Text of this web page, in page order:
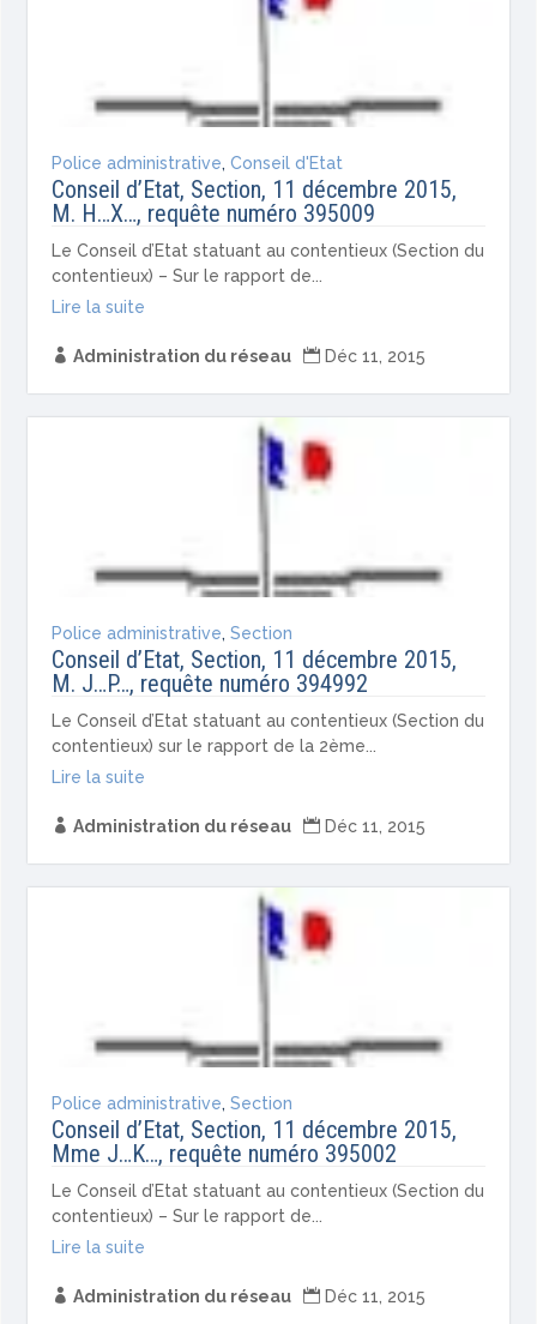
Police administrative,Conseil d'Etat
Conseil d’Etat, Section, 11 décembre 2015,
M. H…X…, requête numéro 395009
Le Conseil d’Etat statuant au contentieux (Section du
contentieux) – Sur le rapport de...
Lire la suite
 Administration du réseau  Déc 11, 2015
Police administrative,Section
Conseil d’Etat, Section, 11 décembre 2015,
M. J…P…, requête numéro 394992
Le Conseil d’Etat statuant au contentieux (Section du
contentieux) sur le rapport de la 2ème...
Lire la suite
 Administration du réseau  Déc 11, 2015
Police administrative,Section
Conseil d’Etat, Section, 11 décembre 2015,
Mme J…K…, requête numéro 395002
Le Conseil d’Etat statuant au contentieux (Section du
contentieux) – Sur le rapport de...
Lire la suite
 Administration du réseau  Déc 11, 2015